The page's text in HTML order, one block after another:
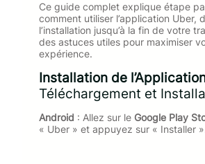
Ce guide complet explique étape
comment utiliser l’application Uber,
l’installation jusqu’à la fin de votre
des astuces utiles pour maximiser
expérience.
Installation de
Téléchargement et
Android : Allez sur le Google Play
« Uber » et appuyez sur « Installer